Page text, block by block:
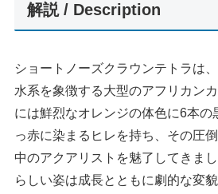
解説 / Description
ショートノーズクラウンテトラは
水系を象徴する大型のアフリカン
には鮮烈なオレンジの体色に6本の
っ赤に染まるヒレを持ち、その圧
中のアクアリストを魅了してきま
らしい姿は成長とともに劇的な変